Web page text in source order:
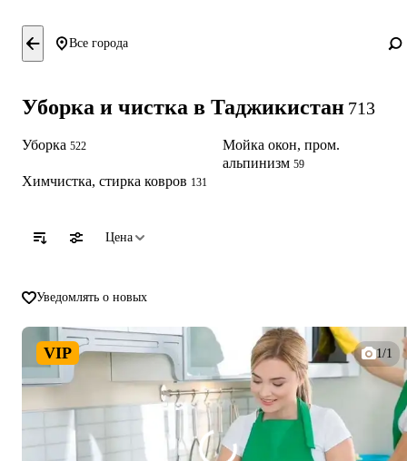
Все города
Уборка и чистка в Таджикистан 713
Уборка 522
Химчистка, стирка ковров 131
Мойка окон, пром.
альпинизм 59
Цена
Уведомлять о новых
VIP 1/1